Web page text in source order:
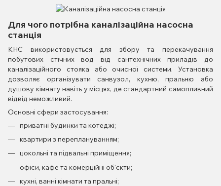
Для чого потрібна каналізаційна насосна
станція
КНС використовується для збору та перекачування
побутових стічних вод від сантехнічних приладів до
каналізаційного стояка або очисної системи. Установка
дозволяє організувати санвузол, кухню, пральню або
душову кімнату навіть у місцях, де стандартний самопливний
відвід неможливий.
Основні сфери застосування:
приватні будинки та котеджі;
квартири з переплануванням;
цокольні та підвальні приміщення;
офіси, кафе та комерційні об'єкти;
кухні, ванні кімнати та пральні;